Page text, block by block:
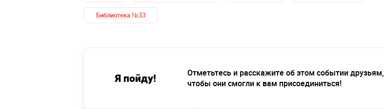
Библиотека №33
Я пойду!
Отметьтесь и расскажите об этом событии друзьям,
чтобы они смогли к вам присоединиться!